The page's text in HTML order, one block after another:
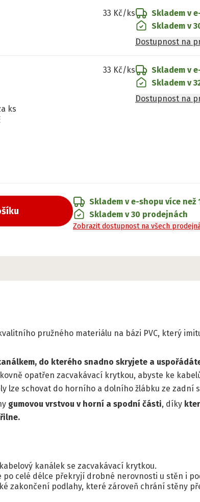
33 Kč/ks
Skladem v
Skladem v
Dostupnost na
33 Kč/ks
Skladem v
Skladem v
Dostupnost na
ks
Skladem v e-shopu více než
Skladem v 30 prodejnách
Zobrazit dostupnost na všech
pružného materiálu na bázi PVC, který
do kterého snadno skryjete a
opatřen zacvakávací krytkou, abyste ke
lze schovat do horního a dolního žlábku ze zadní
gumovou vrstvou v horní a spodní části, díky
kanálek se zacvakávací krytkou.
po celé délce překryjí drobné nerovnosti u stěn i
zakončení podlahy, které zároveň chrání stěny